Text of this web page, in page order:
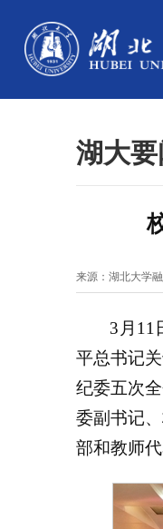
湖大要
来源：湖北大学
3月11
平总书记
纪委五次
委副书记
部和教师代